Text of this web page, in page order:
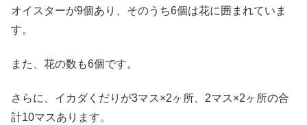
オイスターが9個あり、そのうち6個は花に囲まれていま
す。
また、花の数も6個です。
さらに、イカダくだりが3マス×2ヶ所、2マス×2ヶ所の合
計10マスあります。